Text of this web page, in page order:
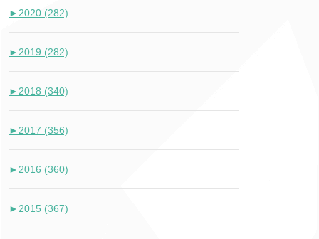
► 2020 (282)
► 2019 (282)
► 2018 (340)
► 2017 (356)
► 2016 (360)
► 2015 (367)